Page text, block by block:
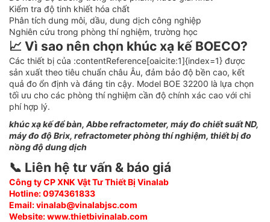
Kiểm tra độ tinh khiết hóa chất
Phân tích dung môi, dầu, dung dịch công nghiệp
Nghiên cứu trong phòng thí nghiệm, trường học
📈 Vì sao nên chọn khúc xạ kế BOECO?
Các thiết bị của :contentReference[oaicite:1]{index=1} được
sản xuất theo tiêu chuẩn châu Âu, đảm bảo độ bền cao, kết
quả đo ổn định và đáng tin cậy. Model BOE 32200 là lựa chọn
tối ưu cho các phòng thí nghiệm cần độ chính xác cao với chi
phí hợp lý.
khúc xạ kế để bàn, Abbe refractometer, máy đo chiết suất ND,
máy đo độ Brix, refractometer phòng thí nghiệm, thiết bị đo
nồng độ dung dịch
📞 Liên hệ tư vấn & báo giá
Công ty CP XNK Vật Tư Thiết Bị Vinalab
Hotline: 0974361833
Email: vinalab@vinalabjsc.com
Website: www.thietbivinalab.com